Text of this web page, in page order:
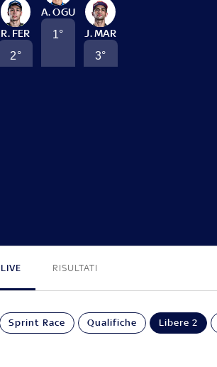
A. OGU
1°
R. FER
2°
J. MAR
3°
LIVE RISULTATI
Sprint Race Qualifiche Libere 2